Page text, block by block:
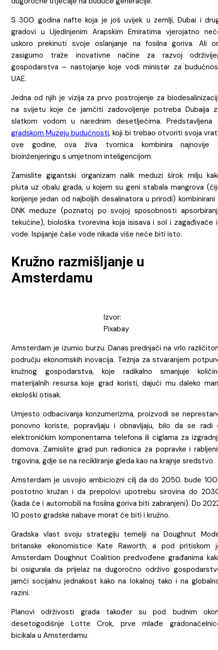
S 300 godina nafte koja je još uvijek u zemlji, Dubai i
gradovi u Ujedinjenim Arapskim Emiratima vjerojatno
uskoro prekinuti svoje oslanjanje na fosilna goriva. Ali
zasigurno traže inovativne načine za razvoj
gospodarstva – nastojanje koje vodi ministar za
UAE.
Jedna od njih je vizija za prvo postrojenje za
na svijetu koje će jamčiti zadovoljenje potreba Dubaija
slatkom vodom u narednim desetljećima. Predstavljena
gradskom Muzeju budućnosti, koji bi trebao otvoriti svoja
ove godine, ova živa tvornica kombinira najnovije
bioinženjeringu s umjetnom inteligencijom.
Zamislite gigantski organizam nalik meduzi širok milju
pluta uz obalu grada, u kojem su geni stabala mangrova
korijenje jedan od najboljih desalinatora u prirodi) kombinirani
DNK meduze (poznatoj po svojoj sposobnosti
tekućine), biološka tvorevina koja isisava i sol i zagađivače
vode. Ispijanje čaše vode nikada više neće biti isto.
Kružno razmišljanje u
Amsterdamu
Izvor:
Pixabay
Amsterdam je izumio burzu. Danas prednjači na vrlo
području ekonomskih inovacija. Težnja za stvaranjem
kružnog gospodarstva, koje radikalno smanjuje
materijalnih resursa koje grad koristi, dajući mu daleko
ekološki otisak.
Umjesto odbacivanja konzumerizma, proizvodi se
ponovno koriste, popravljaju i obnavljaju, bilo da se radi
elektroničkim komponentama telefona ili ciglama za
domova. Zamislite grad pun radionica za popravke i
trgovina, gdje se na recikliranje gleda kao na krajnje sredstvo.
Amsterdam je usvojio ambiciozni cilj da do 2050. bude
postotno kružan i da prepolovi upotrebu sirovina do
(kada će i automobili na fosilna goriva biti zabranjeni). Do
10 posto gradske nabave morat će biti i kružno.
Gradska vlast svoju strategiju temelji na Doughnut
britanske ekonomistice Kate Raworth, a pod pritiskom
Amsterdam Doughnut Coalition predvođene građanima
bi osigurala da prijelaz na dugoročno održivo
jamči socijalnu jednakost kako na lokalnoj tako i na
razini.
Planovi održivosti grada također su pod budnim
desetogodišnje Lotte Crok, prve mlađe
bicikala u Amsterdamu.